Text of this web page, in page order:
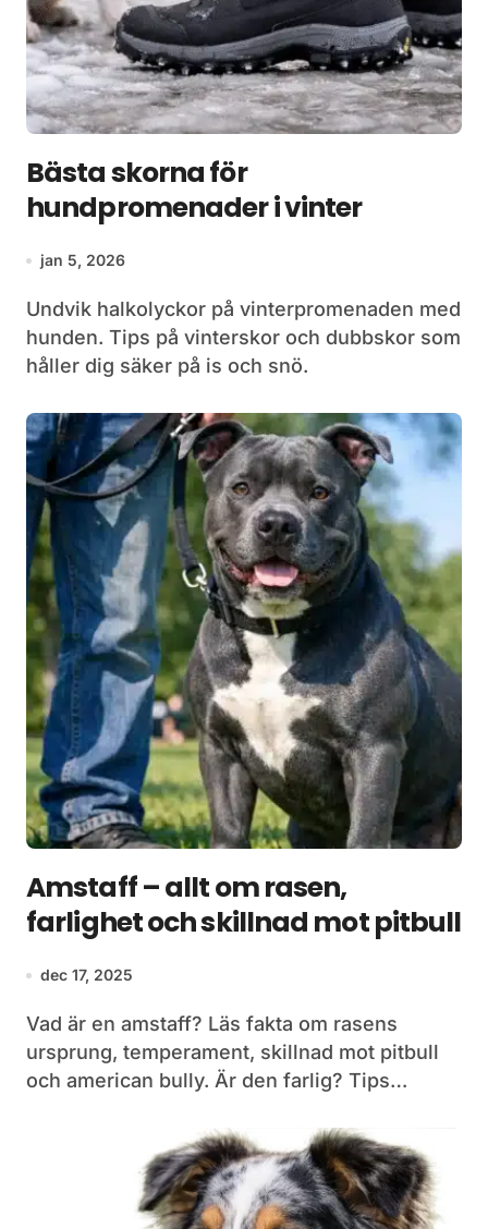
Bästa skorna för
hundpromenader i vinter
jan 5, 2026
Undvik halkolyckor på vinterpromenaden med
hunden. Tips på vinterskor och dubbskor som
håller dig säker på is och snö.
Amstaff – allt om rasen,
farlighet och skillnad mot pitbull
dec 17, 2025
Vad är en amstaff? Läs fakta om rasens
ursprung, temperament, skillnad mot pitbull
och american bully. Är den farlig? Tips…